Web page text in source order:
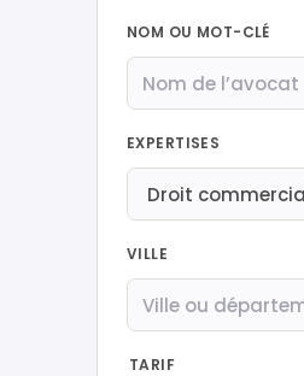
NOM OU MOT-CLÉ
EXPERTISES
VILLE
TARIF